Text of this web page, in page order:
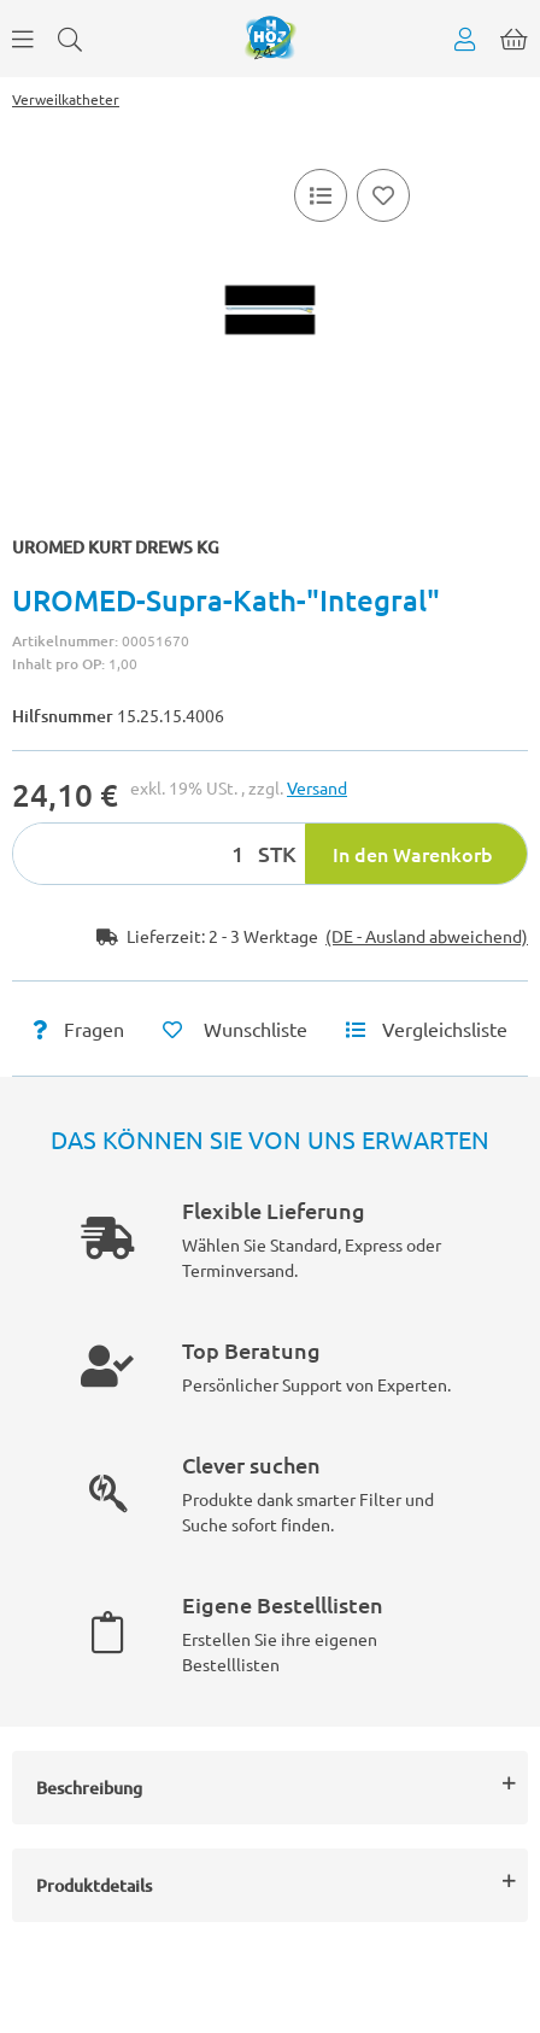
Verweilkatheter
UROMED KURT DREWS KG
UROMED-Supra-Kath-"Integral"
Artikelnummer:00051670
Inhalt pro OP: 1,00
Hilfsnummer 15.25.15.4006
24,10 € exkl. 19% USt. , zzgl.Versand
STK In den Warenkorb
Lieferzeit: 2 - 3 Werktage (DE - Ausland abweichend)
Fragen Wunschliste Vergleichsliste
DAS KÖNNEN SIE VON UNS ERWARTEN
Flexible Lieferung
Wählen Sie Standard, Express oder
Terminversand.
Top Beratung
Persönlicher Support von Experten.
Clever suchen
Produkte dank smarter Filter und
Suche sofort finden.
Eigene Bestelllisten
Erstellen Sie ihre eigenen
Bestelllisten
Beschreibung
Produktdetails